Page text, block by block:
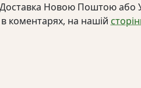
Новою Поштою або
коментарях, на нашій